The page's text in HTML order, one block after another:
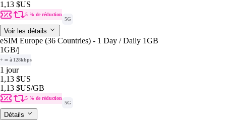
1,13 $US
5 % de réduction
5G
Voir les détails
eSIM Europe (36 Countries) - 1 Day / Daily 1GB
1GB/j
+ ∞ à 128kbps
1 jour
1,13 $US
1,13 $US/GB
5 % de réduction
5G
Détails